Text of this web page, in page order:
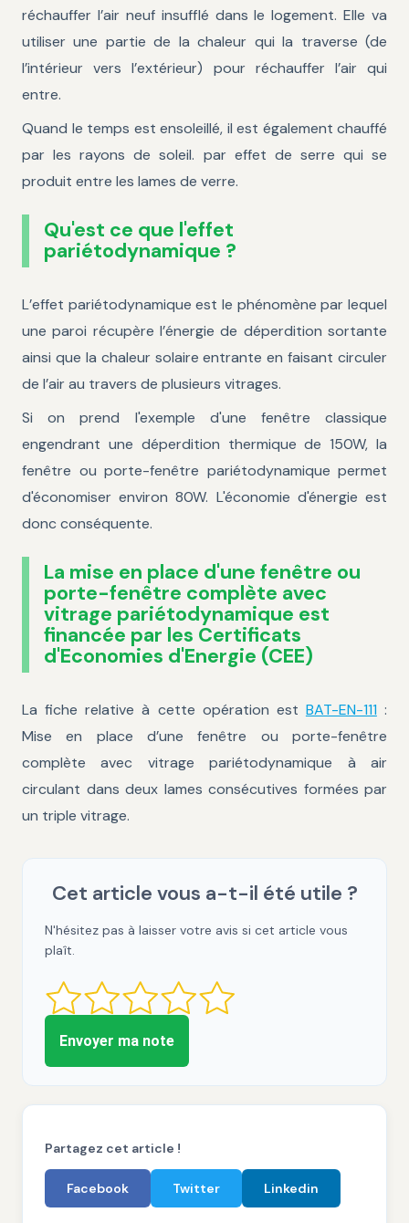
réchauffer l’air neuf insufflé dans le logement. Elle va
utiliser une partie de la chaleur qui la traverse (de
l’intérieur vers l’extérieur) pour réchauffer l’air qui
entre.
Quand le temps est ensoleillé, il est également chauffé
par les rayons de soleil. par effet de serre qui se
produit entre les lames de verre.
Qu'est ce que l'effet
pariétodynamique ?
L’effet pariétodynamique est le phénomène par lequel
une paroi récupère l’énergie de déperdition sortante
ainsi que la chaleur solaire entrante en faisant circuler
de l’air au travers de plusieurs vitrages.
Si on prend l'exemple d'une fenêtre classique
engendrant une déperdition thermique de 150W, la
fenêtre ou porte-fenêtre pariétodynamique permet
d'économiser environ 80W. L'économie d'énergie est
donc conséquente.
La mise en place d'une fenêtre ou
porte-fenêtre complète avec
vitrage pariétodynamique est
financée par les Certificats
d'Economies d'Energie (CEE)
La fiche relative à cette opération est BAT-EN-111 :
Mise en place d’une fenêtre ou porte-fenêtre
complète avec vitrage pariétodynamique à air
circulant dans deux lames consécutives formées par
un triple vitrage.
Cet article vous a-t-il été utile ?
N'hésitez pas à laisser votre avis si cet article vous
plaît.
Envoyer ma note
Partagez cet article !
Facebook Twitter Linkedin